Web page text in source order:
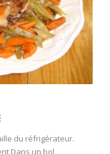
du réfrigérateur.
Dans un bol,